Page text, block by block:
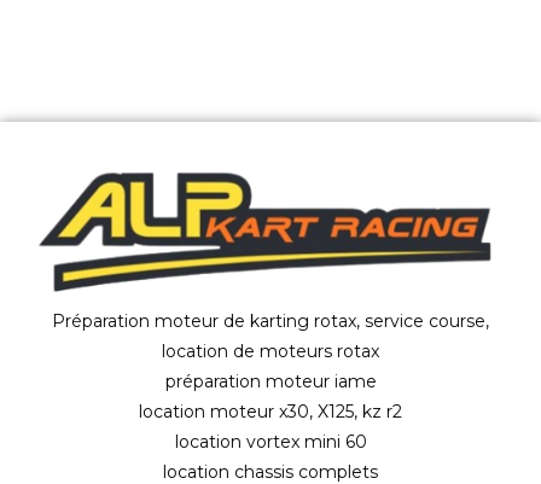
Préparation moteur de karting rotax, service course,
location de moteurs rotax
préparation moteur iame
location moteur x30, X125, kz r2
location vortex mini 60
location chassis complets